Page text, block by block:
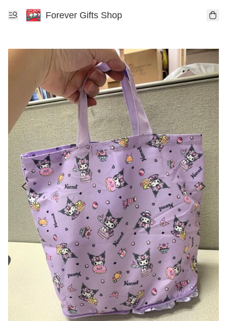
Forever Gifts Shop